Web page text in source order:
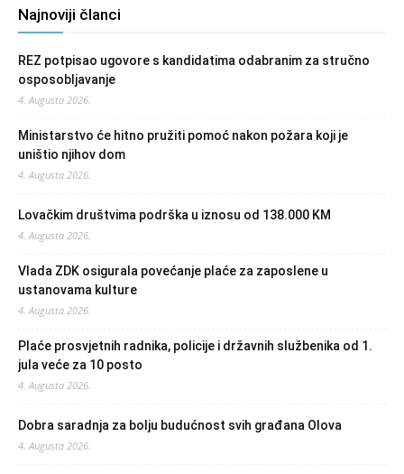
Najnoviji članci
REZ potpisao ugovore s kandidatima odabranim za stručno
osposobljavanje
4. Augusta 2026.
Ministarstvo će hitno pružiti pomoć nakon požara koji je
uništio njihov dom
4. Augusta 2026.
Lovačkim društvima podrška u iznosu od 138.000 KM
4. Augusta 2026.
Vlada ZDK osigurala povećanje plaće za zaposlene u
ustanovama kulture
4. Augusta 2026.
Plaće prosvjetnih radnika, policije i državnih službenika od 1.
jula veće za 10 posto
4. Augusta 2026.
Dobra saradnja za bolju budućnost svih građana Olova
4. Augusta 2026.